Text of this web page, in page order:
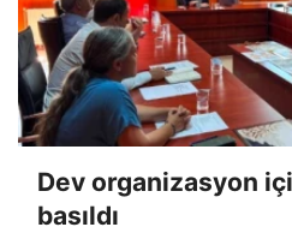
Dev organizasyon
basıldı